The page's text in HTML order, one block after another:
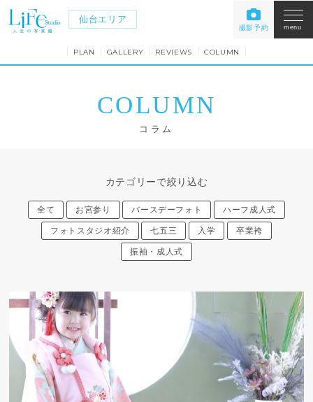
仙台エリア
撮影予約 menu
PLAN GALLERY REVIEWS COLUMN
COLUMN
コラム
カテゴリーで絞り込む
全て お宮参り バースデーフォト
ハーフ成人式
フォトスタジオ紹介
七五三 入学
卒業袴
振袖・成人式